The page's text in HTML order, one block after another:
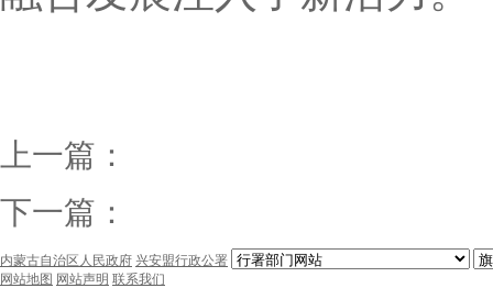
上一篇：
下一篇：
内蒙古自治区人民政府 兴安盟行政公署
网站地图 网站声明 联系我们